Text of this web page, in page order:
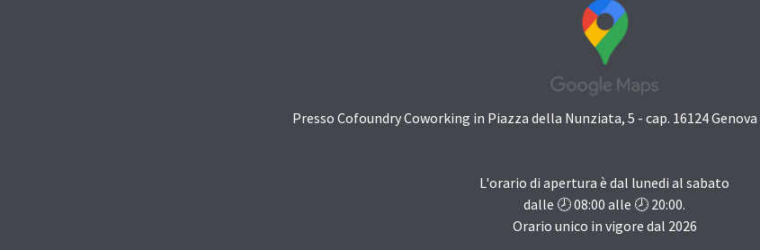
Presso Cofoundry Coworking in Piazza della Nunziata, 5 - cap. 16124 Genova
L'orario di apertura è dal lunedi al sabato
dalle 🕗08:00 alle 🕗 20:00.
Orario unico in vigore dal 2026